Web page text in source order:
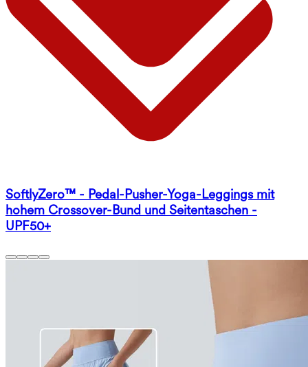
SoftlyZero™ - Pedal-Pusher-Yoga-Leggings mit
hohem Crossover-Bund und Seitentaschen -
UPF50+